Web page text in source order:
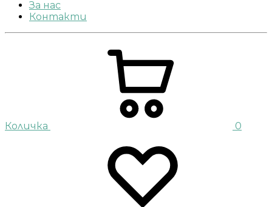
За нас
Контакти
Количка 0